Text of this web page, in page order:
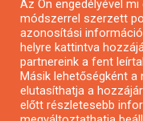
Pályázatok
Pályázatok civil
Pályázatok
Önkormányzati
Az Ön engedélyével
módszerrel szerzett
azonosítási
helyre kattintva
partnereink a fent
Másik lehetőségként a
elutasíthatja a
előtt részletesebb